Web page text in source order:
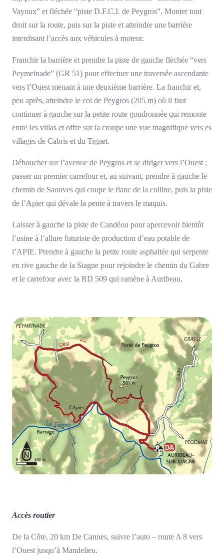
Vayoux” et fléchée “piste D.F.C.I. de Peygros”. Monter tout
droit sur la route, puis sur la piste et atteindre une barrière
interdisant l’accès aux véhicules à moteur.
Franchir la barrière et prendre la piste de gauche fléchée “vers
Peymeinade” (GR 51) pour effectuer une traversée ascendante
vers l’Ouest menant à une deuxième barrière. La franchir et,
peu après, atteindre le col de Peygros (205 m) où il faut
continuer à gauche sur la petite route goudronnée qui remonte
entre les villas et offre sur la croupe une vue magnifique vers es
villages de Cabris et du Tignet.
Déboucher sur l’avenue de Peygros et se diriger vers l’Ouest ;
passer un premier carrefour et, au suivant, prendre à gauche le
chemin de Saouves qui coupe le flanc de la colline, puis la piste
de l’Apier qui dévale la pente à travers le maquis.
Laisser à gauche la piste de Candéou pour apercevoir bientôt
l’usine à l’allure futuriste de production d’eau potable de
l’APIE. Prendre à gauche la petite route asphaltée qui serpente
en rive gauche de la Siagne pour rejoindre le chemin du Gabre
et le carrefour avec la RD 509 qui ramène à Auribeau.
Accès routier
De la Côte, 20 km De Cannes, suivre l’auto – route A 8 vers
l’Ouest jusqu’à Mandelieu.